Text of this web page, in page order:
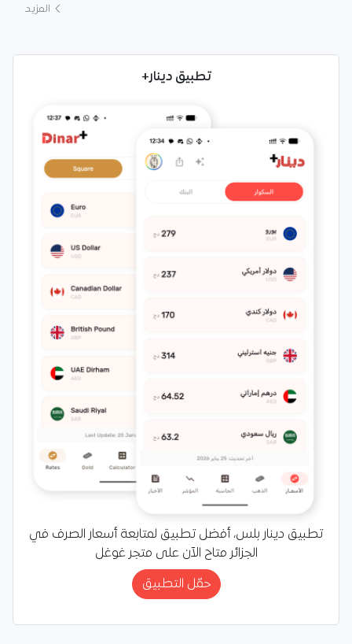
المزيد
تطبيق دينار+
تطبيق دينار بلس، أفضل تطبيق لمتابعة أسعار الصرف في
الجزائر متاح الآن على متجر غوغل
حمّل التطبيق